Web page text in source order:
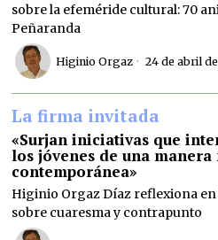
sobre la efeméride cultural: 70
Peñaranda
Higinio Orgaz 24 de abril
La firma invitada
«Surjan iniciativas que
los jóvenes de una manera
contemporánea»
Higinio Orgaz Díaz reflexiona
sobre cuaresma y contrapunto